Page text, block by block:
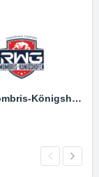
RWG Mömbris-Königshofen